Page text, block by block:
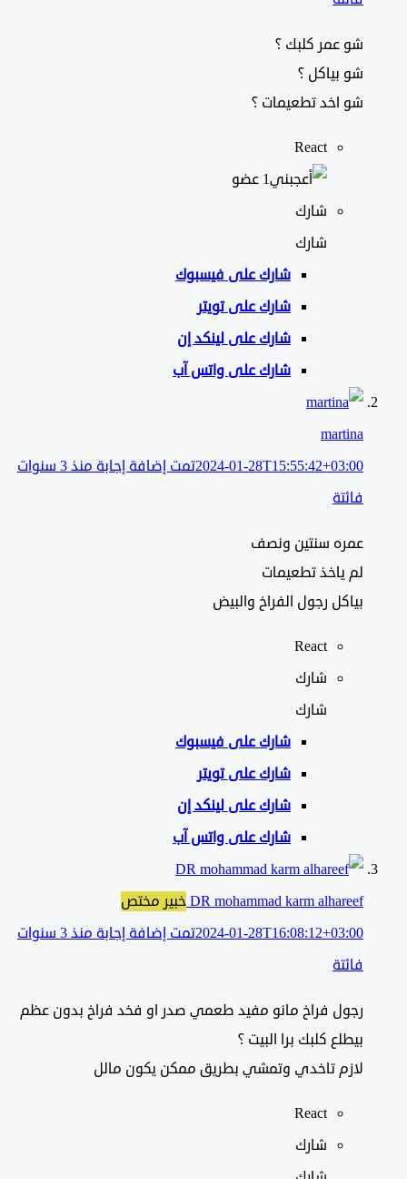
شو عمر كلبك ؟
شو بياكل ؟
شو اخد تطعيمات ؟
React
‫1 عضو
شارك
شارك علىفيسبوك
شارك على تويتر
شارك على لينكد إن
شارك على واتس آب
martina
2024-01-28T15:55:42+03:00
تمت إضافة إجابة منذ 3 سنوات
عمره سنتين ونصف
لم ياخذ تطعيمات
بياكل رجول الفراخ والبيض
React
شارك
شارك علىفيسبوك
شارك على تويتر
شارك على لينكد إن
شارك على واتس آب
DR mohammad karm alhareefخبير مختص
2024-01-28T16:08:12+03:00
تمت إضافة إجابة منذ 3 سنوات
رجول فراخ مانو مفيد طعمي صدر او فخد فراخ بدون عظم
بيطلع كلبك برا البيت ؟
لازم تاخدي وتمشي بطريق ممكن يكون مالل
React
شارك